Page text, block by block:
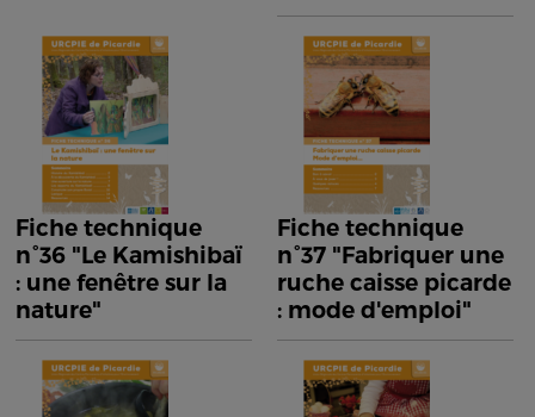
Fiche technique
n°36 "Le Kamishibaï
: une fenêtre sur la
nature"
Fiche technique
n°37 "Fabriquer une
ruche caisse picarde
: mode d'emploi"